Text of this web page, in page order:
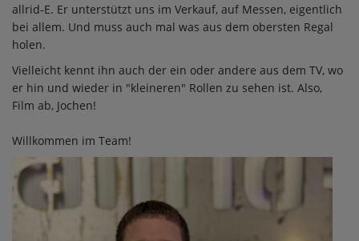
allrid-E. Er unterstützt uns im Verkauf, auf Messen, eigentlich
bei allem. Und muss auch mal was aus dem obersten Regal
holen.
Vielleicht kennt ihn auch der ein oder andere aus dem TV, wo
er hin und wieder in "kleineren" Rollen zu sehen ist. Also,
Film ab, Jochen!
Willkommen im Team!